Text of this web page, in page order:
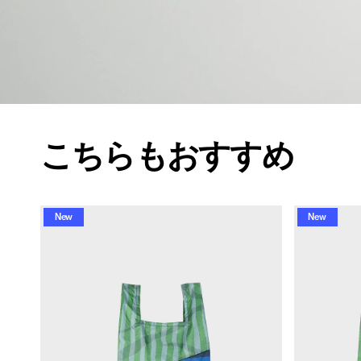
こちらもおすすめ
New New